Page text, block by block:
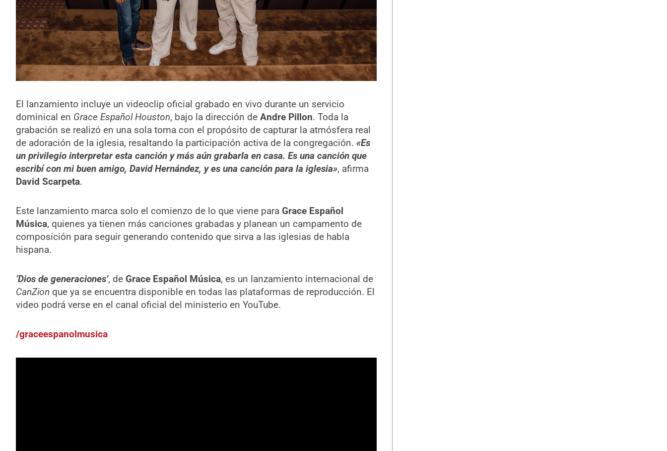
El lanzamiento incluye un videoclip oficial grabado en vivo durante un servicio
dominical en Grace Español Houston, bajo la dirección de Andre Pillon. Toda la
grabación se realizó en una sola toma con el propósito de capturar la atmósfera real
de adoración de la iglesia, resaltando la participación activa de la congregación. «Es
un privilegio interpretar esta canción y más aún grabarla en casa. Es una canción que
escribí con mi buen amigo, David Hernández, y es una canción para la iglesia», afirma
David Scarpeta.
Este lanzamiento marca solo el comienzo de lo que viene para Grace Español
Música, quienes ya tienen más canciones grabadas y planean un campamento de
composición para seguir generando contenido que sirva a las iglesias de habla
hispana.
‘Dios de generaciones’, de Grace Español Música, es un lanzamiento internacional de
CanZion que ya se encuentra disponible en todas las plataformas de reproducción. El
video podrá verse en el canal oficial del ministerio en YouTube.
/graceespanolmusica